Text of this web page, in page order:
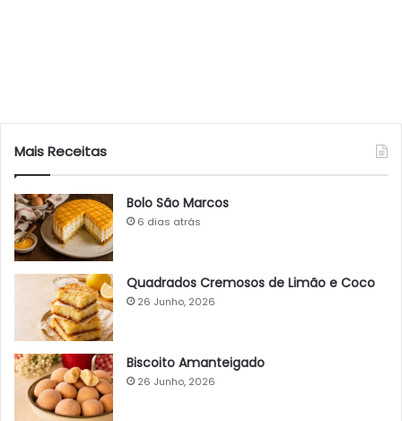
Mais Receitas
Bolo São Marcos
6 dias atrás
Quadrados Cremosos de Limão e Coco
26 Junho, 2026
Biscoito Amanteigado
26 Junho, 2026